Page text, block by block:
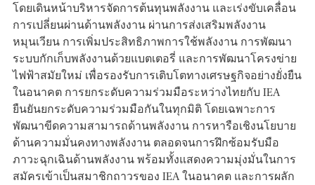
โดยเดินหน้าบริหารจัดการต้นทุนพลังงาน และเร่งขับเคลื่อน
การเปลี่ยนผ่านด้านพลังงาน ผ่านการส่งเสริมพลังงาน
หมุนเวียน การเพิ่มประสิทธิภาพการใช้พลังงาน การพัฒนา
ระบบกักเก็บพลังงานด้วยแบตเตอรี่ และการพัฒนาโครงข่าย
ไฟฟ้าสมัยใหม่ เพื่อรองรับการเติบโตทางเศรษฐกิจอย่างยั่งยืน
ในอนาคต การยกระดับความร่วมมือระหว่างไทยกับ IEA
ยืนยันยกระดับความร่วมมือกันในทุกมิติ โดยเฉพาะการ
พัฒนาขีดความสามารถด้านพลังงาน การหารือเชิงนโยบาย
ด้านความมั่นคงทางพลังงาน ตลอดจนการฝึกซ้อมรับมือ
ภาวะฉุกเฉินด้านพลังงาน พร้อมทั้งแสดงความมุ่งมั่นในการ
สมัครเข้าเป็นสมาชิกถาวรของ IEA ในอนาคต และการผลัก